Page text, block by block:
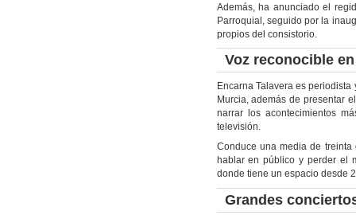
Además, ha anunciado el
Parroquial, seguido por la
propios del consistorio.
Voz reconocible
Encarna Talavera es
Murcia, además de presentar
narrar los acontecimientos
televisión.
Conduce una media de
hablar en público y perder el
donde tiene un espacio desde
Grandes